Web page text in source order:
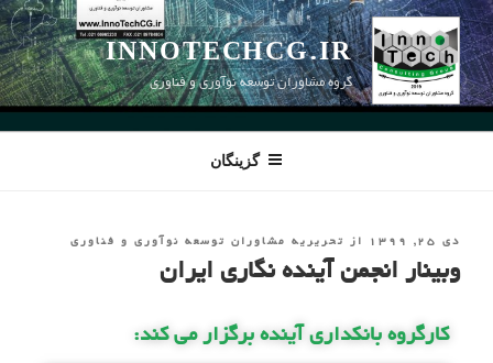
INNOTECHCG.IR
گروه مشاوران توسعه نوآوری و فناوری
گزینگان
دی ۲۵, ۱۳۹۹ از تحریریه مشاوران توسعه نوآوری و فناوری
وبینار انجمن آینده نگارى ایران
کارگروه بانکدارى آینده برگزار مى کند: